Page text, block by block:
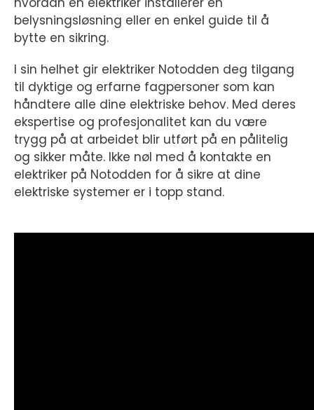
belysningsløsning eller en enkel guide til å
bytte en sikring.
I sin helhet gir elektriker Notodden deg tilgang
til dyktige og erfarne fagpersoner som kan
håndtere alle dine elektriske behov. Med deres
ekspertise og profesjonalitet kan du være
trygg på at arbeidet blir utført på en pålitelig
og sikker måte. Ikke nøl med å kontakte en
elektriker på Notodden for å sikre at dine
elektriske systemer er i topp stand.